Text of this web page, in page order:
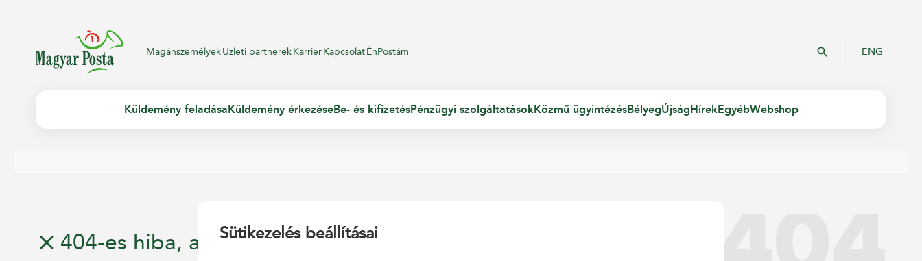
MagánszemélyekÜzleti partnerekKarrierKapcsolatÉnPostám ENG
Küldemény feladása Küldemény érkezéseBe- és kifizetésPénzügyi szolgáltatásokKözmű ügyintézésBélyegÚjság HírekEgyébWebshop
404-es hiba, az oldal nem található!
Sütikezelés beállításai